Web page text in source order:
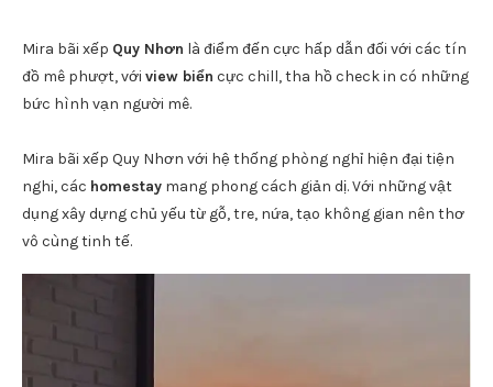
Mira bãi xếp Quy Nhơn là điểm đến cực hấp dẫn đối với các tín
đồ mê phượt, với view biển cực chill, tha hồ check in có những
bức hình vạn người mê.
Mira bãi xếp Quy Nhơn với hệ thống phòng nghỉ hiện đại tiện
nghi, các homestay mang phong cách giản dị. Với những vật
dụng xây dựng chủ yếu từ gỗ, tre, nứa, tạo không gian nên thơ
vô cùng tinh tế.